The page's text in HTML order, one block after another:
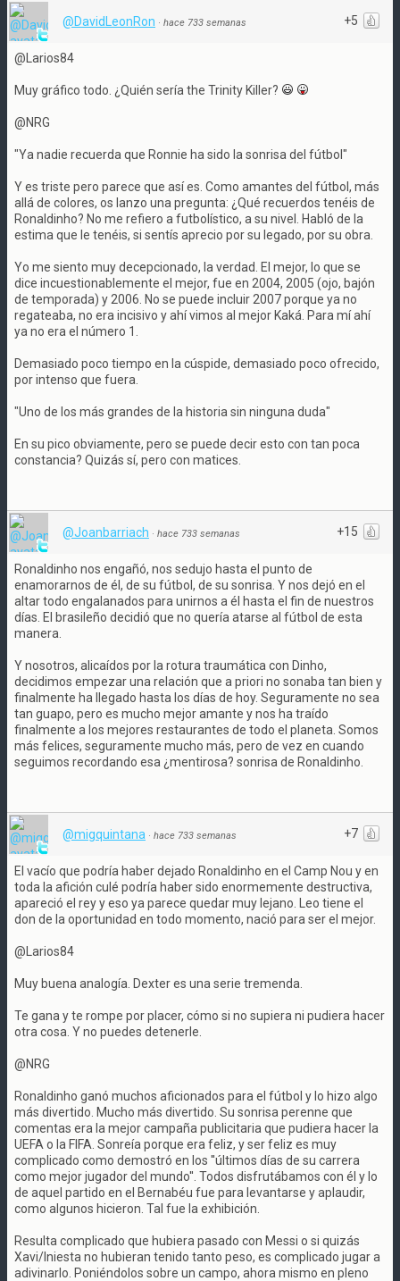
+5
@DavidLeonRon · hace 733 semanas
@Larios84
Muy gráfico todo. ¿Quién sería the Trinity Killer?
@NRG
"Ya nadie recuerda que Ronnie ha sido la sonrisa del fútbol"
Y es triste pero parece que así es. Como amantes del fútbol, más
allá de colores, os lanzo una pregunta: ¿Qué recuerdos tenéis de
Ronaldinho? No me refiero a futbolístico, a su nivel. Habló de la
estima que le tenéis, si sentís aprecio por su legado, por su obra.
Yo me siento muy decepcionado, la verdad. El mejor, lo que se
dice incuestionablemente el mejor, fue en 2004, 2005 (ojo, bajón
de temporada) y 2006. No se puede incluir 2007 porque ya no
regateaba, no era incisivo y ahí vimos al mejor Kaká. Para mí ahí
ya no era el número 1.
Demasiado poco tiempo en la cúspide, demasiado poco ofrecido,
por intenso que fuera.
"Uno de los más grandes de la historia sin ninguna duda"
En su pico obviamente, pero se puede decir esto con tan poca
constancia? Quizás sí, pero con matices.
+15
@Joanbarriach · hace 733 semanas
Ronaldinho nos engañó, nos sedujo hasta el punto de
enamorarnos de él, de su fútbol, de su sonrisa. Y nos dejó en el
altar todo engalanados para unirnos a él hasta el fin de nuestros
días. El brasileño decidió que no quería atarse al fútbol de esta
manera.
Y nosotros, alicaídos por la rotura traumática con Dinho,
decidimos empezar una relación que a priori no sonaba tan bien y
finalmente ha llegado hasta los días de hoy. Seguramente no sea
tan guapo, pero es mucho mejor amante y nos ha traído
finalmente a los mejores restaurantes de todo el planeta. Somos
más felices, seguramente mucho más, pero de vez en cuando
seguimos recordando esa ¿mentirosa? sonrisa de Ronaldinho.
+7
@migquintana · hace 733 semanas
El vacío que podría haber dejado Ronaldinho en el Camp Nou y en
toda la afición culé podría haber sido enormemente destructiva,
apareció el rey y eso ya parece quedar muy lejano. Leo tiene el
don de la oportunidad en todo momento, nació para ser el mejor.
@Larios84
Muy buena analogía. Dexter es una serie tremenda.
Te gana y te rompe por placer, cómo si no supiera ni pudiera hacer
otra cosa. Y no puedes detenerle.
@NRG
Ronaldinho ganó muchos aficionados para el fútbol y lo hizo algo
más divertido. Mucho más divertido. Su sonrisa perenne que
comentas era la mejor campaña publicitaria que pudiera hacer la
UEFA o la FIFA. Sonreía porque era feliz, y ser feliz es muy
complicado como demostró en los ''últimos días de su carrera
como mejor jugador del mundo''. Todos disfrutábamos con él y lo
de aquel partido en el Bernabéu fue para levantarse y aplaudir,
como algunos hicieron. Tal fue la exhibición.
Resulta complicado que hubiera pasado con Messi o si quizás
Xavi/Iniesta no hubieran tenido tanto peso, es complicado jugar a
adivinarlo. Poniéndolos sobre un campo, ahora mismo en pleno